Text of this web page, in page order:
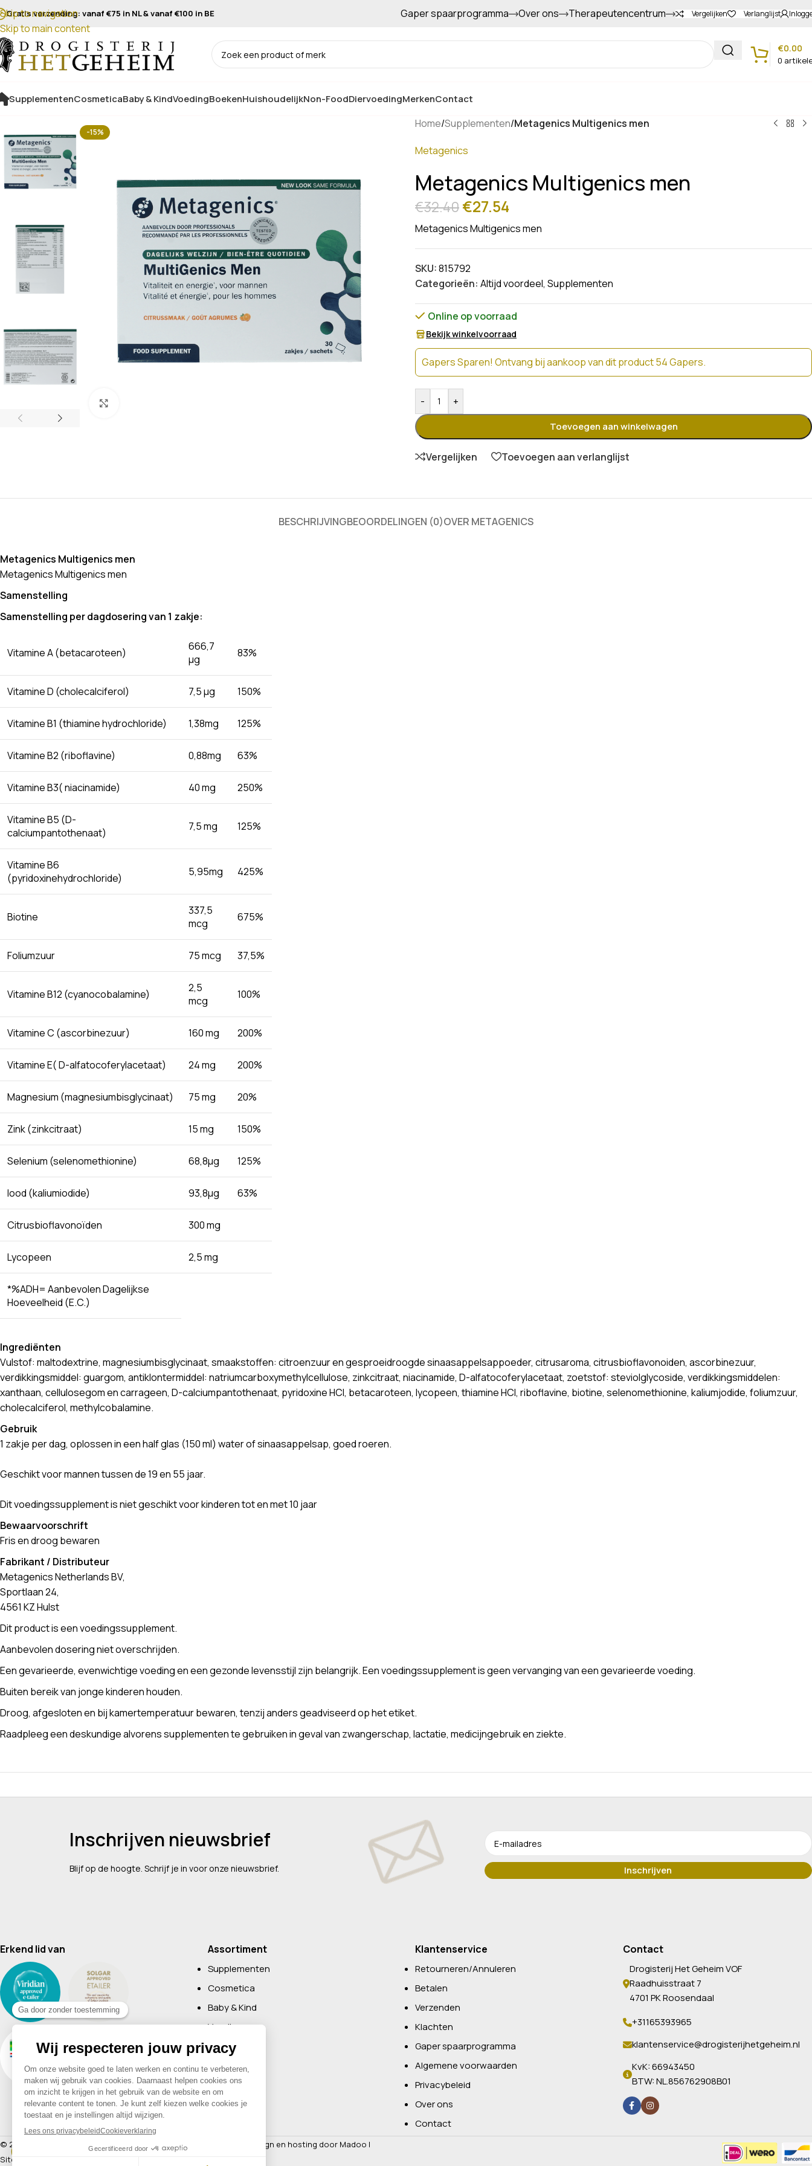
Skip to navigation
Skip to main content
Gratis verzending: vanaf €75 in NL & vanaf €100 in BE Gratis afhalen in de winkel Gapers sparen voor extra korting
Gaper spaarprogramma Over ons Therapeutencentrum Vergelijken Verlanglijst
0
€0.00
SupplementenCosmeticaBaby & KindVoedingBoekenHuishoudelijkNon-FoodDiervoedingMerkenContact
-15%
Home/Supplementen/Metagenics Multigenics men
Metagenics
Metagenics Multigenics men
€32.40€27.54
Metagenics Multigenics men
SKU:815792
Categorieën: Altijd voordeel, Supplementen
Online op voorraad
Bekijk winkelvoorraad
Gapers Sparen! Ontvang bij aankoop van dit product 54 Gapers.
- +
Toevoegen aan winkelwagen
Vergelijken Toevoegen aan verlanglijst
BESCHRIJVINGBEOORDELINGEN (0)OVER METAGENICS
Metagenics Multigenics men
Metagenics Multigenics men
Samenstelling
Samenstelling per dagdosering van 1 zakje:
Vitamine A (betacaroteen)
666,7
µg
83%
Vitamine D (cholecalciferol) 7,5 µg 150%
Vitamine B1 (thiamine hydrochloride) 1,38mg 125%
Vitamine B2 (riboflavine) 0,88mg 63%
Vitamine B3( niacinamide) 40 mg 250%
Vitamine B5 (D-
calciumpantothenaat)
7,5 mg 125%
Vitamine B6
(pyridoxinehydrochloride)
5,95mg 425%
Biotine
337,5
mcg
675%
Foliumzuur 75 mcg 37,5%
Vitamine B12 (cyanocobalamine)
2,5
mcg
100%
Vitamine C (ascorbinezuur) 160 mg 200%
Vitamine E( D-alfatocoferylacetaat) 24 mg 200%
Magnesium (magnesiumbisglycinaat) 75 mg 20%
Zink (zinkcitraat) 15 mg 150%
Selenium (selenomethionine) 68,8µg 125%
Iood (kaliumiodide) 93,8µg 63%
Citrusbioflavonoïden 300 mg
Lycopeen 2,5 mg
*%ADH= Aanbevolen Dagelijkse
Hoeveelheid (E.C.)
Ingrediënten
Vulstof: maltodextrine, magnesiumbisglycinaat, smaakstoffen: citroenzuur en gesproeidroogde sinaasappelsappoeder, citrusaroma, citrusbioflavonoiden, ascorbinezuur,
verdikkingsmiddel: guargom, antiklontermiddel: natriumcarboxymethylcellulose, zinkcitraat, niacinamide, D-alfatocoferylacetaat, zoetstof: steviolglycoside, verdikkingsmiddelen:
xanthaan, cellulosegom en carrageen, D-calciumpantothenaat, pyridoxine HCI, betacaroteen, lycopeen, thiamine HCI, riboflavine, biotine, selenomethionine, kaliumjodide, foliumzuur,
cholecalciferol, methylcobalamine.
Gebruik
1 zakje per dag, oplossen in een half glas (150 ml) water of sinaasappelsap, goed roeren.
Geschikt voor mannen tussen de 19 en 55 jaar.
Dit voedingssupplement is niet geschikt voor kinderen tot en met 10 jaar
Bewaarvoorschrift
Fris en droog bewaren
Fabrikant / Distributeur
Metagenics Netherlands BV,
Sportlaan 24,
4561 KZ Hulst
Dit product is een voedingssupplement.
Aanbevolen dosering niet overschrijden.
Een gevarieerde, evenwichtige voeding en een gezonde levensstijl zijn belangrijk. Een voedingssupplement is geen vervanging van een gevarieerde voeding.
Buiten bereik van jonge kinderen houden.
Droog, afgesloten en bij kamertemperatuur bewaren, tenzij anders geadviseerd op het etiket.
Raadpleeg een deskundige alvorens supplementen te gebruiken in geval van zwangerschap, lactatie, medicijngebruik en ziekte.
Inschrijven nieuwsbrief
Blijf op de hoogte. Schrijf je in voor onze nieuwsbrief.
Erkend lid van Assortiment
Supplementen
Cosmetica
Baby & Kind
Voeding
Boeken
Huishoudelijk
Non-Food
Diervoeding
Klantenservice
Retourneren/Annuleren
Betalen
Verzenden
Klachten
Gaper spaarprogramma
Algemene voorwaarden
Privacybeleid
Over ons
Contact
Contact
Drogisterij Het Geheim VOF
Raadhuisstraat 7
4701 PK Roosendaal
+31165393965
klantenservice@drogisterijhetgeheim.nl
KvK: 66943450
BTW: NL.856762908B01
© 2026 Drogisterij Het Geheim | Alle rechten voorbehouden | Webdesign en hosting door Madoo |
Sitemap